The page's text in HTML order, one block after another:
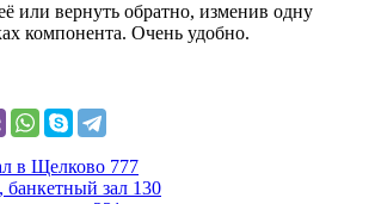
или вернуть обратно, изменив одну
компонента. Очень удобно.
в Щелково 777
банкетный зал 130